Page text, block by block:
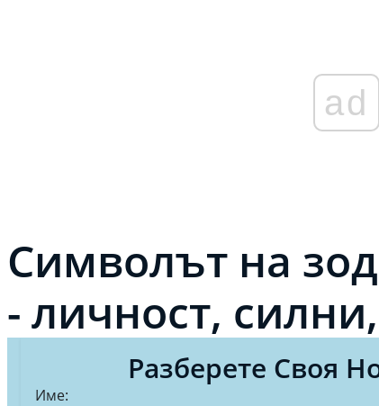
ad
Символът на
- личност,
Разберете Своя
Име: